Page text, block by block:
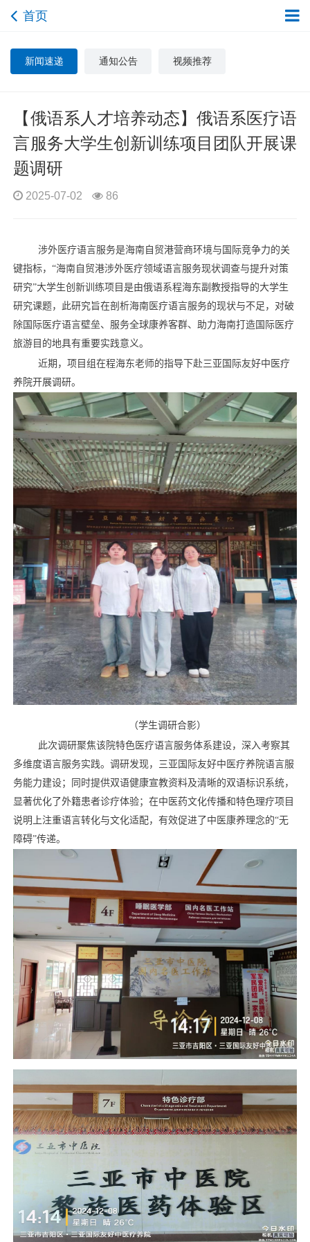
首页
新闻速递 通知公告 视频推荐
【俄语系人才培养动态】俄语系医疗语
言服务大学生创新训练项目团队开展课
题调研
2025-07-02 86
涉外医疗语言服务是海南自贸港营商环境与国际竞争力的关
键指标，“海南自贸港涉外医疗领域语言服务现状调查与提升对策
研究”大学生创新训练项目是由俄语系程海东副教授指导的大学生
研究课题， 此研究旨在剖析海南医疗语言服务的现状与不足 ，对破
除国际医疗语言壁垒、服务全球康养客群、助力海南打造国际医疗
旅游目的地具有重要实践意义。
近期，项目组在程海东老师的指导下赴三亚国际友好中医疗
养院开展调研。
（学生调研合影）
此次调研聚焦该院特色医疗语言服务体系建设，深入考察其
多维度语言服务实践。调研发现， 三亚国际友好中医疗养院语言服
务能力建设；同时提供双语健康宣教资料及清晰的双语标识系统，
显著优化了外籍患者诊疗体验；在中医药文化传播和特色理疗项目
说明上注重语言转化与文化适配，有效促进了中医康养理念的“无
障碍”传递。